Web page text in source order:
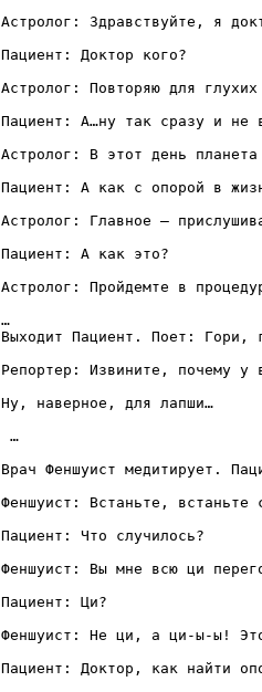
Астролог: Здравствуйте, я
Пациент: Доктор кого?
Астролог: Повторяю для
Пациент: А…ну так сразу и не
Астролог: В этот день
Пациент: А как с опорой в
Астролог: Главное –
Пациент: А как это?
Астролог: Пройдемте в
…
Выходит Пациент. Поет:
Репортер: Извините, почему
Ну, наверное, для лапши…
…
Врач Феншуист медитирует.
Феншуист: Встаньте,
Пациент: Что случилось?
Феншуист: Вы мне всю ци
Пациент: Ци?
Феншуист: Не ци, а ци-ы-ы!
Пациент: Доктор, как найти